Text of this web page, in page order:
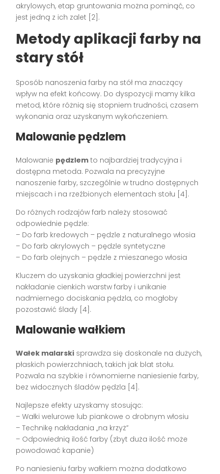
akrylowych, etap gruntowania można pominąć, co
jest jedną z ich zalet [2].
Metody aplikacji farby na
stary stół
Sposób nanoszenia farby na stół ma znaczący
wpływ na efekt końcowy. Do dyspozycji mamy kilka
metod, które różnią się stopniem trudności, czasem
wykonania oraz uzyskanym wykończeniem.
Malowanie pędzlem
Malowanie pędzlem to najbardziej tradycyjna i
dostępna metoda. Pozwala na precyzyjne
nanoszenie farby, szczególnie w trudno dostępnych
miejscach i na rzeźbionych elementach stołu [4].
Do różnych rodzajów farb należy stosować
odpowiednie pędzle:
– Do farb kredowych – pędzle z naturalnego włosia
– Do farb akrylowych – pędzle syntetyczne
– Do farb olejnych – pędzle z mieszanego włosia
Kluczem do uzyskania gładkiej powierzchni jest
nakładanie cienkich warstw farby i unikanie
nadmiernego dociskania pędzla, co mogłoby
pozostawić ślady [4].
Malowanie wałkiem
Wałek malarski sprawdza się doskonale na dużych,
płaskich powierzchniach, takich jak blat stołu.
Pozwala na szybkie i równomierne naniesienie farby,
bez widocznych śladów pędzla [4].
Najlepsze efekty uzyskamy stosując:
– Wałki welurowe lub piankowe o drobnym włosiu
– Technikę nakładania „na krzyż”
– Odpowiednią ilość farby (zbyt duża ilość może
powodować kapanie)
Po naniesieniu farby wałkiem można dodatkowo